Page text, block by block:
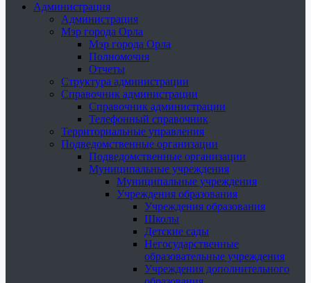
Администрация
Администрация
Мэр города Орла
Мэр города Орла
Полномочия
Отчеты
Структура администрации
Справочник администрации
Справочник администрации
Телефонный справочник
Территориальные управления
Подведомственные организации
Подведомственные организации
Муниципальные учреждения
Муниципальные учреждения
Учреждения образования
Учреждения образования
Школы
Детские сады
Негосударственные
образовательные учреждения
Учреждения дополнительного